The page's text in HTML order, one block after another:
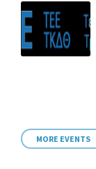
MORE EVENTS